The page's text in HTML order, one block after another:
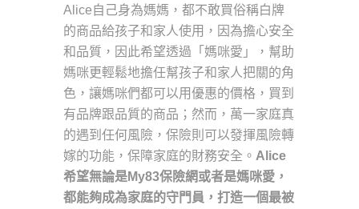
Alice自己身為媽媽，都不敢買俗稱白牌
的商品給孩子和家人使用，因為擔心安全
和品質，因此希望透過「媽咪愛」，幫助
媽咪更輕鬆地擔任幫孩子和家人把關的角
色，讓媽咪們都可以用優惠的價格，買到
有品牌跟品質的商品；然而，萬一家庭真
的遇到任何風險，保險則可以發揮風險轉
嫁的功能，保障家庭的財務安全。 Alice
希望無論是My83保險網或者是媽咪愛，
都能夠成為家庭的守門員，打造一個最被